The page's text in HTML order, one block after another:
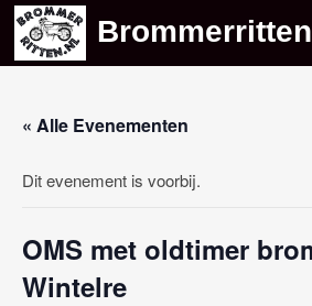
Skip
content
« Alle Evenementen
Dit evenement is voorbij.
OMS met oldtimer
Wintelre